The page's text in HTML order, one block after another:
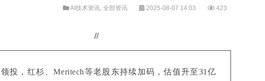
AI技术资讯, 全部资讯 2025-08-07 14:03 423
//
领投， 红杉 、Meritech等老股东持续加码，估值升至31亿